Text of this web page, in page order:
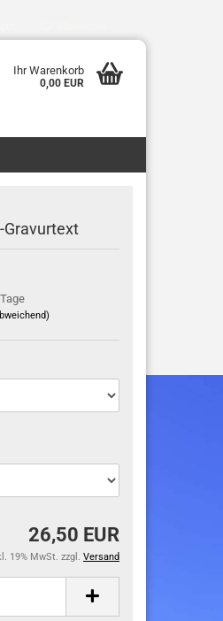
Ihr Warenkorb
0,00 EUR
Gravurtext
26,50 EUR
19% MwSt. zzgl. Versand